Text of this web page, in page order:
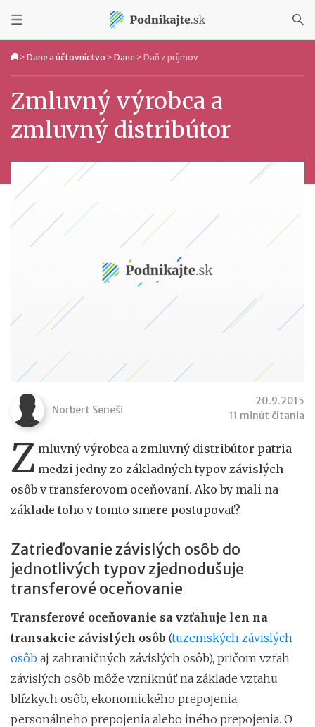
> Dane a účtovníctvo > Dane > Daň z príjmov
Zmluvný výrobca a
zmluvný distribútor
Norbert Seneši
20.9.2015
11 minút čítania
Z mluvný výrobca a zmluvný distribútor patria
medzi jedny zo základných typov závislých
osôb v transferovom oceňovaní. Ako by mali na
základe toho v tomto smere postupovať?
Zatrieďovanie závislých osôb do
jednotlivých typov zjednodušuje
transferové oceňovanie
Transferové oceňovanie sa vzťahuje len na
transakcie závislých osôb (tuzemských závislých
osôb aj zahraničných závislých osôb), pričom vzťah
závislých osôb môže vzniknúť na základe vzťahu
blízkych osôb, ekonomického prepojenia,
personálneho prepojenia alebo iného prepojenia. O